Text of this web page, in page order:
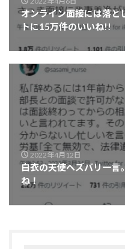
オンライン面接には落
トに15万件のいいね!!
2022年4月12日
白衣の天使へズバリ一言
ね！